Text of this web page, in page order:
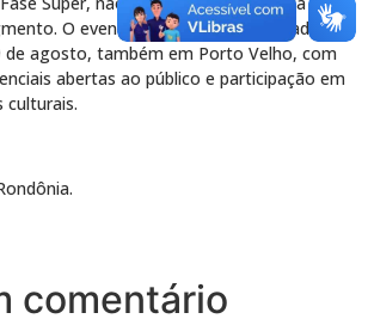
O evento estadual está marcado
de agosto, também em Porto Velho, com
abertas ao público e participação em
culturais.
comentário